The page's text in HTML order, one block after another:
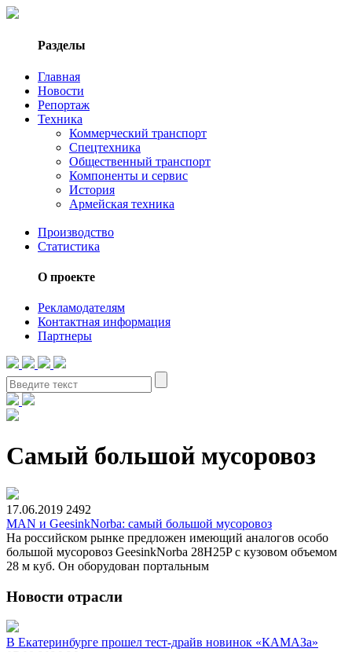
Разделы
Главная
Новости
Репортаж
Техника
Коммерческий транспорт
Спецтехника
Общественный транспорт
Компоненты и сервис
История
Армейская техника
Производство
Статистика
О проекте
Рекламодателям
Контактная информация
Партнеры
Самый большой мусоровоз
17.06.2019 2492
MAN и GeesinkNorba: самый большой мусоровоз
На российском рынке предложен имеющий аналогов особо
большой мусоровоз GeesinkNorba 28H25P с кузовом объемом
28 м куб. Он оборудован портальным
Новости отрасли
В Екатеринбурге прошел тест-драйв новинок «КАМАЗа»